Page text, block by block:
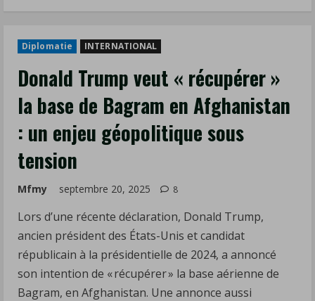
tension
Diplomatie INTERNATIONAL
Donald Trump veut « récupérer »
la base de Bagram en Afghanistan
: un enjeu géopolitique sous
tension
Mfmy septembre 20, 2025 8
Lors d’une récente déclaration, Donald Trump,
ancien président des États-Unis et candidat
républicain à la présidentielle de 2024, a annoncé
son intention de « récupérer » la base aérienne de
Bagram, en Afghanistan. Une annonce aussi